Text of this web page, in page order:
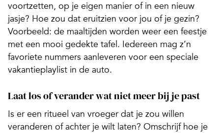
voortzetten, op je eigen manier of in een nieuw
jasje? Hoe zou dat eruitzien voor jou of je gezin?
Voorbeeld: de maaltijden worden weer een feestje
met een mooi gedekte tafel. Iedereen mag z’n
favoriete nummers aanleveren voor een speciale
vakantieplaylist in de auto.
Laat los of verander wat niet meer bij je past
Is er een ritueel van vroeger dat je zou willen
veranderen of achter je wilt laten? Omschrijf hoe je